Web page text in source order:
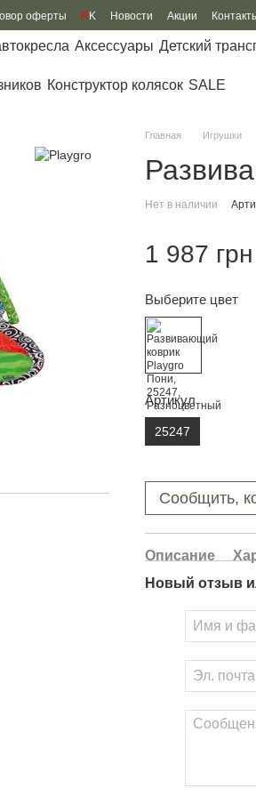
оферты R K Новости Акции
Аксессуары Детский
Конструктор колясок SALE
Главная Игрушки
Нет в наличии
1 987 грн
Выберите цвет
Артикул
25247
Сообщить,
Описание
Новый отзыв